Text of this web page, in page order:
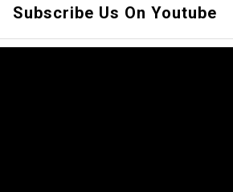
Subscribe Us On Youtube